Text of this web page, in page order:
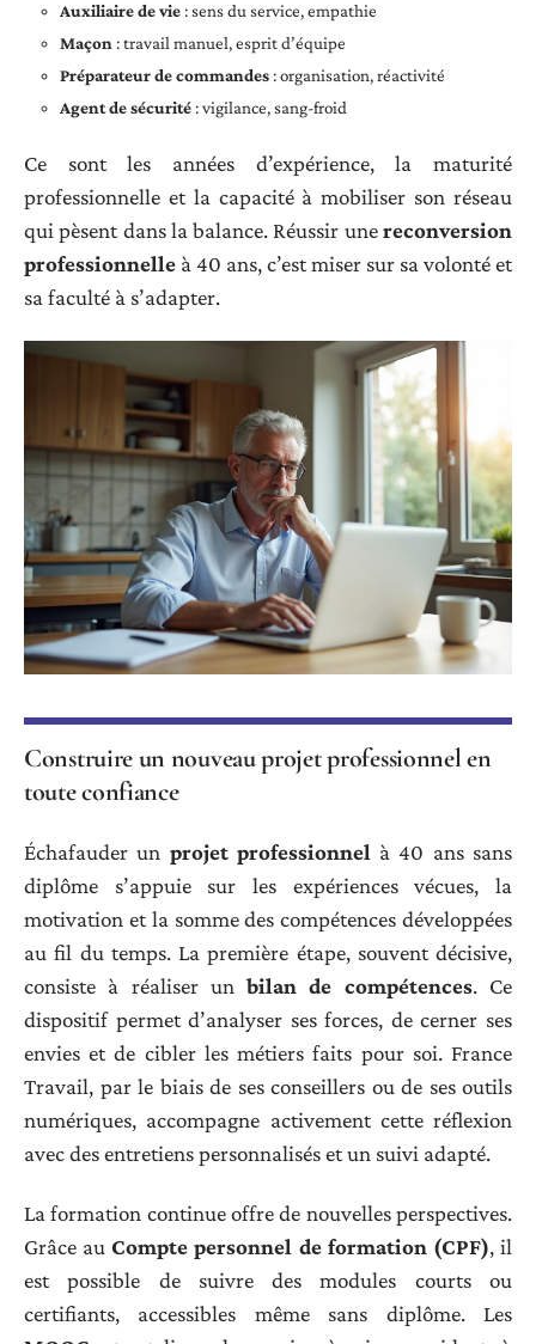
Auxiliaire de vie: sens du service, empathie
Maçon : travail manuel, esprit d’équipe
Préparateur de commandes: organisation, réactivité
Agent de sécurité: vigilance, sang-froid
Ce sont les années d’expérience, la maturité
professionnelle et la capacité à mobiliser son réseau
qui pèsent dans la balance. Réussir unereconversion
professionnelle à 40 ans, c’est miser sur sa volonté et
sa faculté à s’adapter.
Construire un nouveau projet professionnel en
toute confiance
Échafauder un projet professionnel à 40 ans sans
diplôme s’appuie sur les expériences vécues, la
motivation et la somme des compétences développées
au fil du temps. La première étape, souvent décisive,
consiste à réaliser unbilan de compétences. Ce
dispositif permet d’analyser ses forces, de cerner ses
envies et de cibler les métiers faits pour soi. France
Travail, par le biais de ses conseillers ou de ses outils
numériques, accompagne activement cette réflexion
avec des entretiens personnalisés et un suivi adapté.
La formation continue offre de nouvelles perspectives.
Grâce auCompte personnel de formation (CPF), il
est possible de suivre des modules courts ou
certifiants, accessibles même sans diplôme. Les